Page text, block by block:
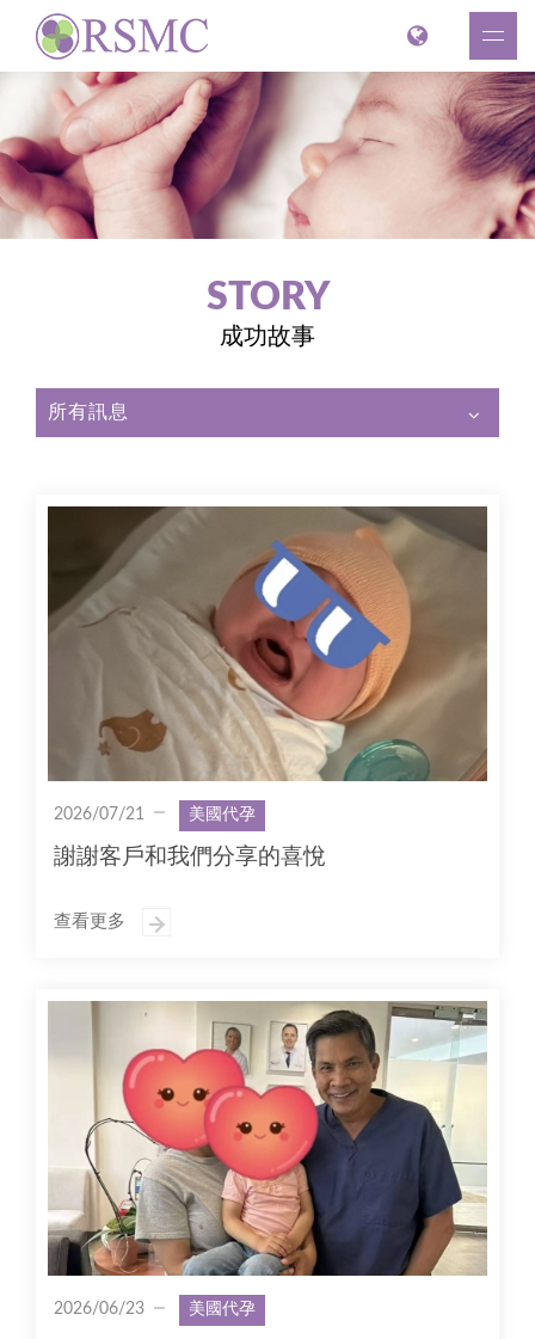
STORY
成功故事
所有訊息
2026/07/21 美國代孕
謝謝客戶和我們分享的喜悅
查看更多
2026/06/23 美國代孕